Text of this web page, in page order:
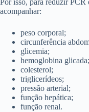
Por isso, para reduzir PCR
acompanhar:
peso corporal;
circunferência
glicemia;
hemoglobina glicada;
colesterol;
triglicerídeos;
pressão arterial;
função hepática;
função renal.